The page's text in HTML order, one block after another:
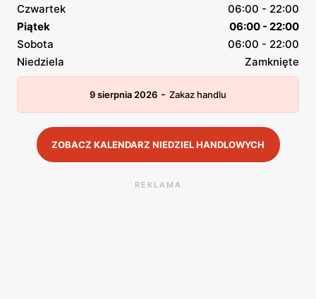
Czwartek
06:00 - 22:00
Piątek
06:00 - 22:00
Sobota
06:00 - 22:00
Niedziela
Zamknięte
9 sierpnia 2026 - Zakaz handlu
ZOBACZ KALENDARZ NIEDZIEL HANDLOWYCH
REKLAMA